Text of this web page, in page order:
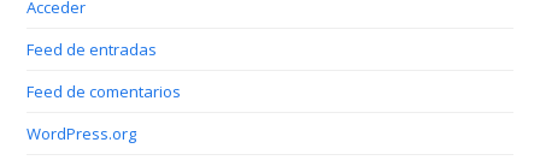
Acceder
Feed de entradas
Feed de comentarios
WordPress.org